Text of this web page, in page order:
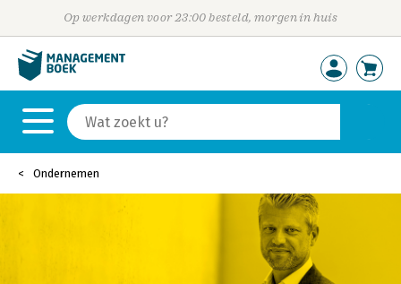
Op werkdagen voor 23:00 besteld, morgen in huis
Ondernemen